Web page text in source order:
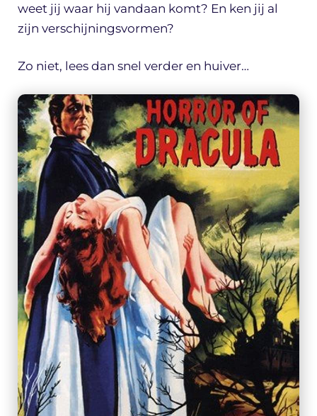
weet jij waar hij vandaan komt? En ken jij al
zijn verschijningsvormen?
Zo niet, lees dan snel verder en huiver…